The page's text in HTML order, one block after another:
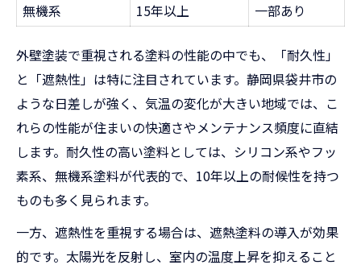
無機系
15年以上 一部あり
外壁塗装で重視される塗料の性能の中でも、「耐久性」
と「遮熱性」は特に注目されています。静岡県袋井市の
ような日差しが強く、気温の変化が大きい地域では、こ
れらの性能が住まいの快適さやメンテナンス頻度に直結
します。耐久性の高い塗料としては、シリコン系やフッ
素系、無機系塗料が代表的で、10年以上の耐候性を持つ
ものも多く見られます。
一方、遮熱性を重視する場合は、遮熱塗料の導入が効果
的です。太陽光を反射し、室内の温度上昇を抑えること